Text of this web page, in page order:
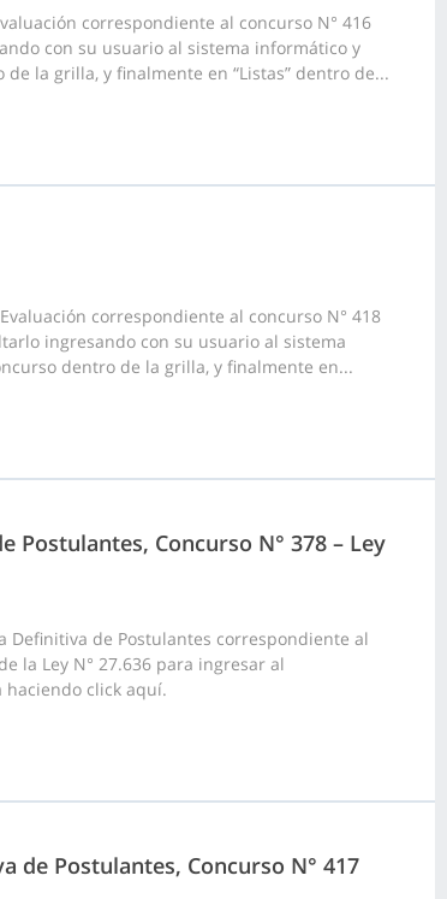
correspondiente al concurso N° 416
con su usuario al sistema informático y
la grilla, y finalmente en “Listas” dentro de...
correspondiente al concurso N° 418
ingresando con su usuario al sistema
dentro de la grilla, y finalmente en...
Postulantes, Concurso N° 378 – Ley
Definitiva de Postulantes correspondiente al
la Ley N° 27.636 para ingresar al
haciendo click aquí.
de Postulantes, Concurso N° 417